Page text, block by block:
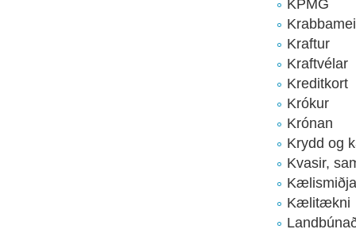
KPMG
Kraftur
Kraftvélar
Kreditkort
Krókur
Krónan
Krydd og
Kvasir,
Kælitækni